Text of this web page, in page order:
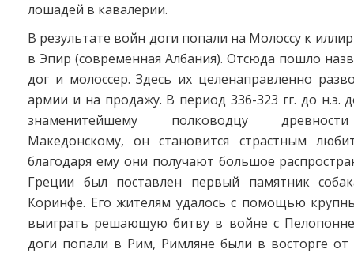
лошадей в кавалерии.
В результате войн доги попали на Молоссу к
в Эпир (современная Албания). Отсюда пошло
дог и молоссер. Здесь их целенаправленно
армии и на продажу. В период 336-323 гг. до н.э.
знаменитейшему полководцу
Македонскому, он становится страстным
благодаря ему они получают большое
Греции был поставлен первый памятник
Коринфе. Его жителям удалось с помощью
выиграть решающую битву в войне с
доги попали в Рим, Римляне были в восторге от